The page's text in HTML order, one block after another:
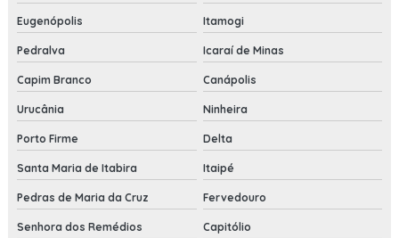
Eugenópolis Itamogi
Pedralva Icaraí de Minas
Capim Branco Canápolis
Urucânia Ninheira
Porto Firme Delta
Santa Maria de Itabira Itaipé
Pedras de Maria da Cruz Fervedouro
Senhora dos Remédios Capitólio